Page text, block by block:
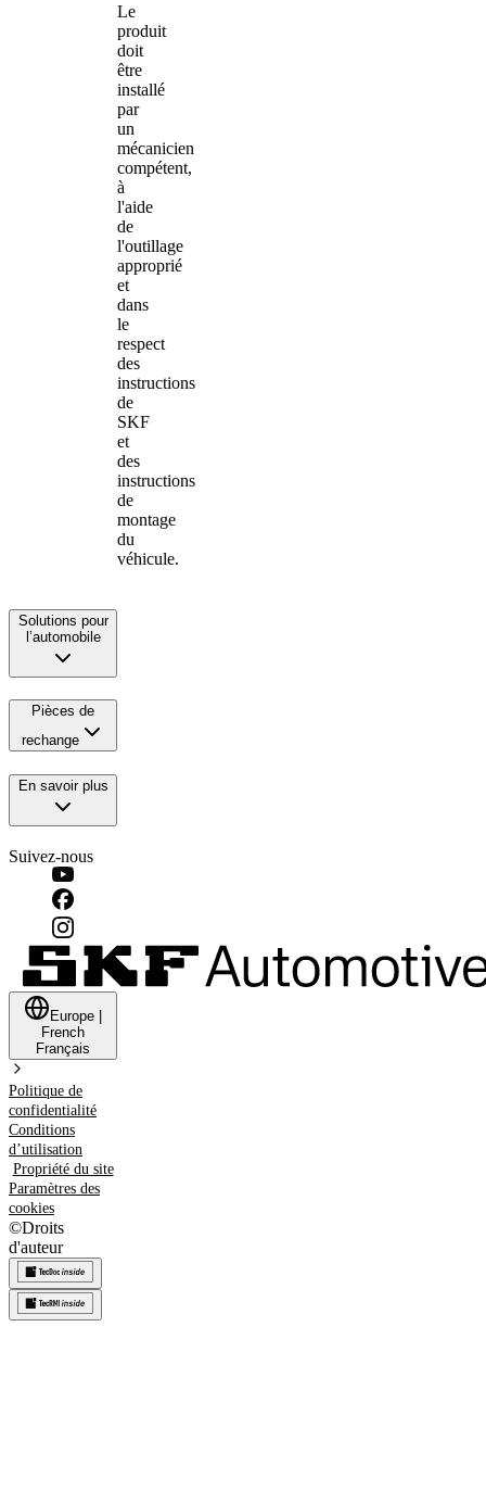
Le
produit
doit
être
installé
par
un
mécanicien
compétent,
à
l'aide
de
l'outillage
approprié
et
dans
le
respect
des
instructions
de
SKF
et
des
instructions
de
montage
du
véhicule.
Solutions pour
l’automobile
Pièces de
rechange
En savoir plus
Suivez-nous
Europe
French
Français
Politique de
confidentialité
Conditions
d’utilisation
Propriété du site
Paramètres des
cookies
©Droits
d'auteur